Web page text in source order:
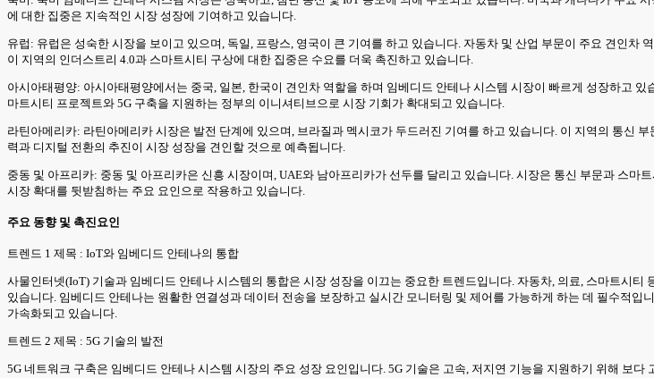
에 대한 집중은 지속적인 시장 성장에 기여하고 있습니다.
유럽: 유럽은 성숙한 시장을 보이고 있으며, 독일, 프랑스, 영국이 큰 기여를 하고 있습니다. 자동차 및 산업 부문이 주요 견인
이 지역의 인더스트리 4.0과 스마트시티 구상에 대한 집중은 수요를 더욱 촉진하고 있습니다.
아시아태평양: 아시아태평양에서는 중국, 일본, 한국이 견인차 역할을 하며 임베디드 안테나 시스템 시장이 빠르게 성장하고
마트시티 프로젝트와 5G 구축을 지원하는 정부의 이니셔티브으로 시장 기회가 확대되고 있습니다.
라틴아메리카: 라틴아메리카 시장은 발전 단계에 있으며, 브라질과 멕시코가 두드러진 기여를 하고 있습니다. 이 지역의 통신
력과 디지털 전환의 추진이 시장 성장을 견인할 것으로 예측됩니다.
중동 및 아프리카: 중동 및 아프리카은 신흥 시장이며, UAE와 남아프리카가 선두를 달리고 있습니다. 시장은 통신 부문과 스
시장 확대를 뒷받침하는 주요 요인으로 작용하고 있습니다.
주요 동향 및 촉진요인
트렌드 1 제목 : IoT와 임베디드 안테나의 통합
사물인터넷(IoT) 기술과 임베디드 안테나 시스템의 통합은 시장 성장을 이끄는 중요한 트렌드입니다. 자동차, 의료, 스마트시
있습니다. 임베디드 안테나는 원활한 연결성과 데이터 전송을 보장하고 실시간 모니터링 및 제어를 가능하게 하는 데 필수적
가속화되고 있습니다.
트렌드 2 제목 : 5G 기술의 발전
5G 네트워크 구축은 임베디드 안테나 시스템 시장의 주요 성장 요인입니다. 5G 기술은 고속, 저지연 기능을 지원하기 위해 보